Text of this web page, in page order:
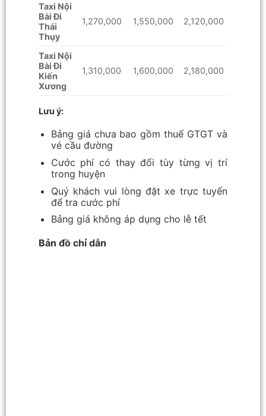
Taxi Nội
Bài Đi
Thái
Thụy
1,270,000 1,550,000 2,120,000
Taxi Nội
Bài Đi
Kiến
Xương
1,310,000 1,600,000 2,180,000
Lưu ý:
Bảng giá chưa bao gồm thuế GTGT và
vé cầu đường
Cước phí có thay đổi tùy từng vị trí
trong huyện
Quý khách vui lòng đặt xe trực tuyến
để tra cước phí
Bảng giá không áp dụng cho lễ tết
Bản đồ chỉ dẫn